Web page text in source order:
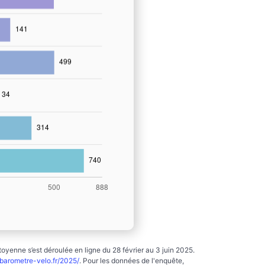
s’est déroulée en ligne du 28 février au 3 juin 2025.
velo.fr/2025/. Pour les données de l'enquête,